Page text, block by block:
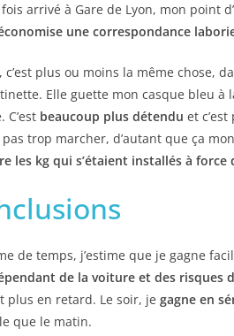
arrivé à Gare de Lyon, mon point
une correspondance
c’est plus ou moins la même chose,
Elle guette mon casque bleu à
C’est beaucoup plus détendu et
pas trop marcher, d’autant que ça
les kg qui s’étaient installés à force
de temps, j’estime que je gagne
de la voiture et des risques
plus en retard. Le soir, je gagne en
que le matin.